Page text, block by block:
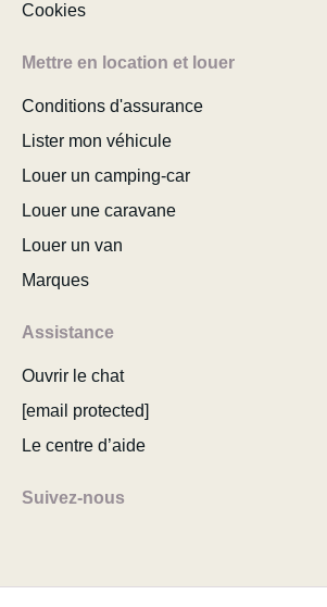
Cookies
Mettre en location et louer
Conditions d'assurance
Lister mon véhicule
Louer un camping-car
Louer une caravane
Louer un van
Marques
Assistance
Ouvrir le chat
[email protected]
Le centre d’aide
Suivez-nous